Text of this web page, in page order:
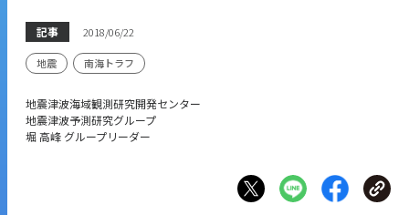
記事 2018/06/22
地震 南海トラフ
地震津波海域観測研究開発センター
地震津波予測研究グループ
堀 高峰 グループリーダー